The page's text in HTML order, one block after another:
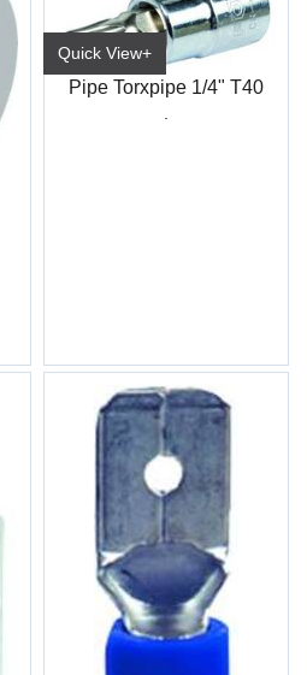
Quick View+
Pipe Torxpipe 1/4" T40